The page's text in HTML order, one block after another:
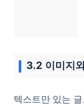
3.2 이미지
텍스트만 있는